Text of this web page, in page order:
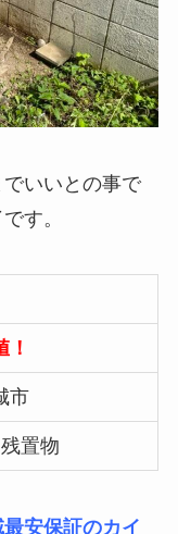
いいとの事で
す。
市
置物
安保証のカイ